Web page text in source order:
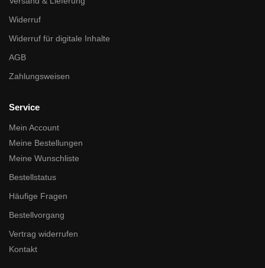
Widerruf
Widerruf für digitale Inhalte
AGB
Zahlungsweisen
Service
Mein Account
Meine Bestellungen
Meine Wunschliste
Bestellstatus
Häufige Fragen
Bestellvorgang
Vertrag widerrufen
Kontakt